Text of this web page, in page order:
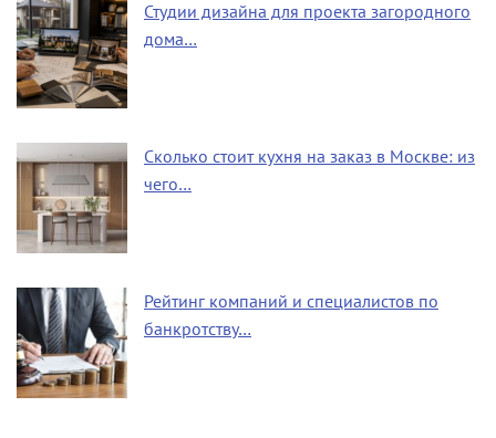
Студии дизайна для проекта загородного
дома…
Сколько стоит кухня на заказ в Москве: из
чего…
Рейтинг компаний и специалистов по
банкротству…